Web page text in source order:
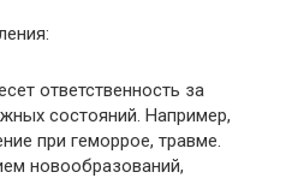
ответственность за
состояний. Например,
при геморрое, травме.
новообразований,